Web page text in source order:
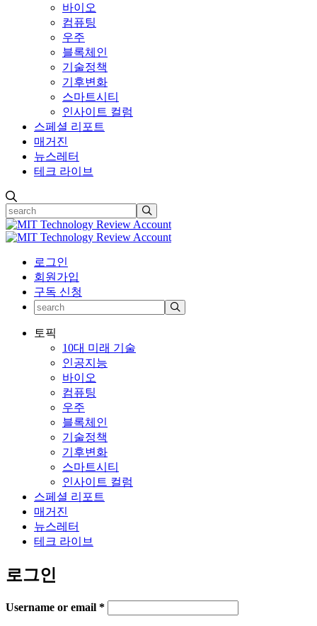
바이오
컴퓨팅
우주
블록체인
기술정책
기후변화
스마트시티
인사이트 컬럼
스페셜 리포트
매거진
뉴스레터
테크 라이브
로그인
회원가입
구독 신청
토픽
10대 미래 기술
인공지능
바이오
컴퓨팅
우주
블록체인
기술정책
기후변화
스마트시티
인사이트 컬럼
스페셜 리포트
매거진
뉴스레터
테크 라이브
로그인
Username or email *